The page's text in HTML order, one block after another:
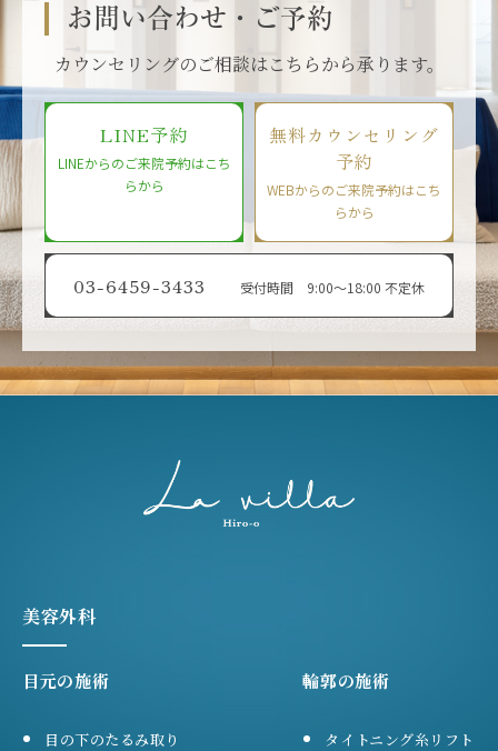
お問い合わせ・ご予約
カウンセリングのご相談はこちらから承ります。
LINE予約
LINEからのご来院予約はこち
らから
無料カウンセリング
予約
WEBからのご来院予約はこち
らから
03-6459-3433 受付時間 9:00〜18:00 不定休
美容外科
目元の施術
目の下のたるみ取り
輪郭の施術
タイトニング糸リフト